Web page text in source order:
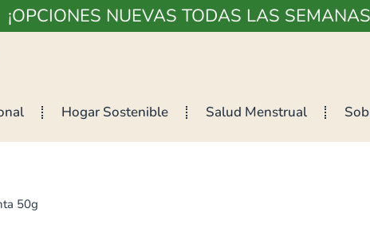
¡OPCIONES NUEVAS TODAS LAS
Hogar Sostenible Salud Menstrual
50g